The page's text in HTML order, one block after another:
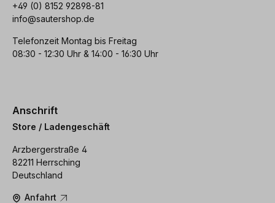
+49 (0) 8152 92898-81
info@sautershop.de
Telefonzeit Montag bis Freitag
08:30 - 12:30 Uhr & 14:00 - 16:30 Uhr
Anschrift
Store / Ladengeschäft
Arzbergerstraße 4
82211 Herrsching
Deutschland
Anfahrt